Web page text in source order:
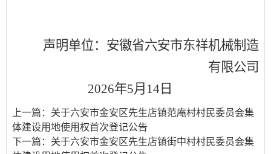
声明单位：安徽省六安市东祥机械制造
有限公司
2026年5月14日
上一篇： 关于六安市金安区先生店镇范庵村村民委员会集
体建设用地使用权首次登记公告
下一篇： 关于六安市金安区先生店镇街中村村民委员会集